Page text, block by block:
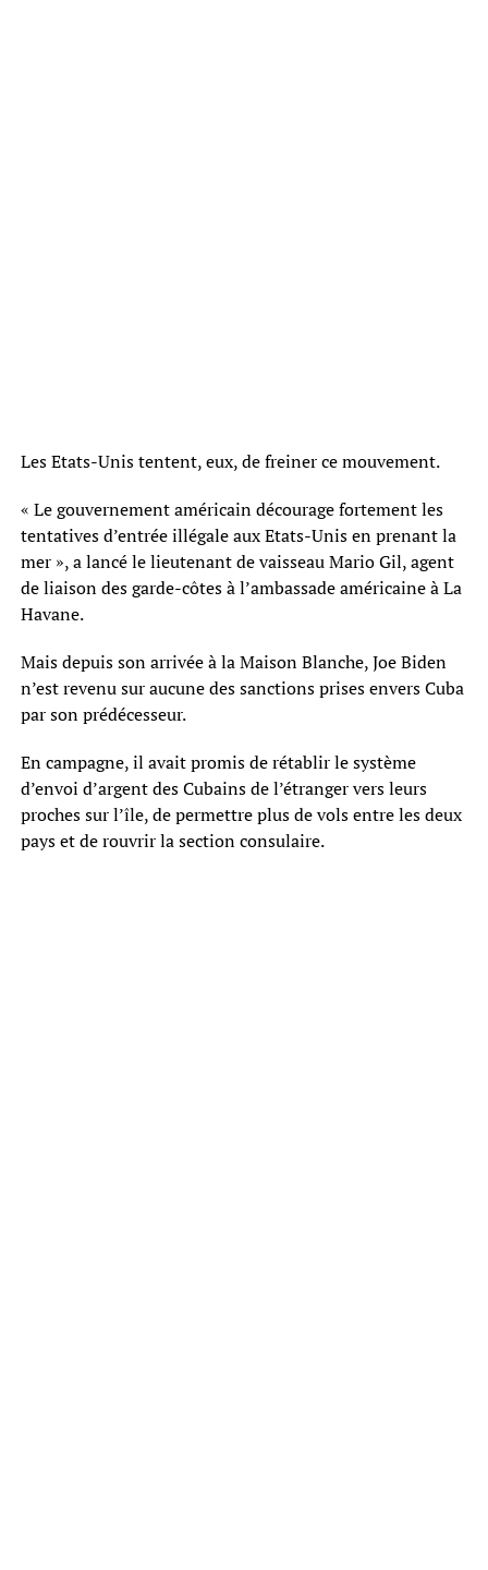
Les Etats-Unis tentent, eux, de freiner ce mouvement.
« Le gouvernement américain décourage fortement les
tentatives d’entrée illégale aux Etats-Unis en prenant la
mer », a lancé le lieutenant de vaisseau Mario Gil, agent
de liaison des garde-côtes à l’ambassade américaine à La
Havane.
Mais depuis son arrivée à la Maison Blanche, Joe Biden
n’est revenu sur aucune des sanctions prises envers Cuba
par son prédécesseur.
En campagne, il avait promis de rétablir le système
d’envoi d’argent des Cubains de l’étranger vers leurs
proches sur l’île, de permettre plus de vols entre les deux
pays et de rouvrir la section consulaire.